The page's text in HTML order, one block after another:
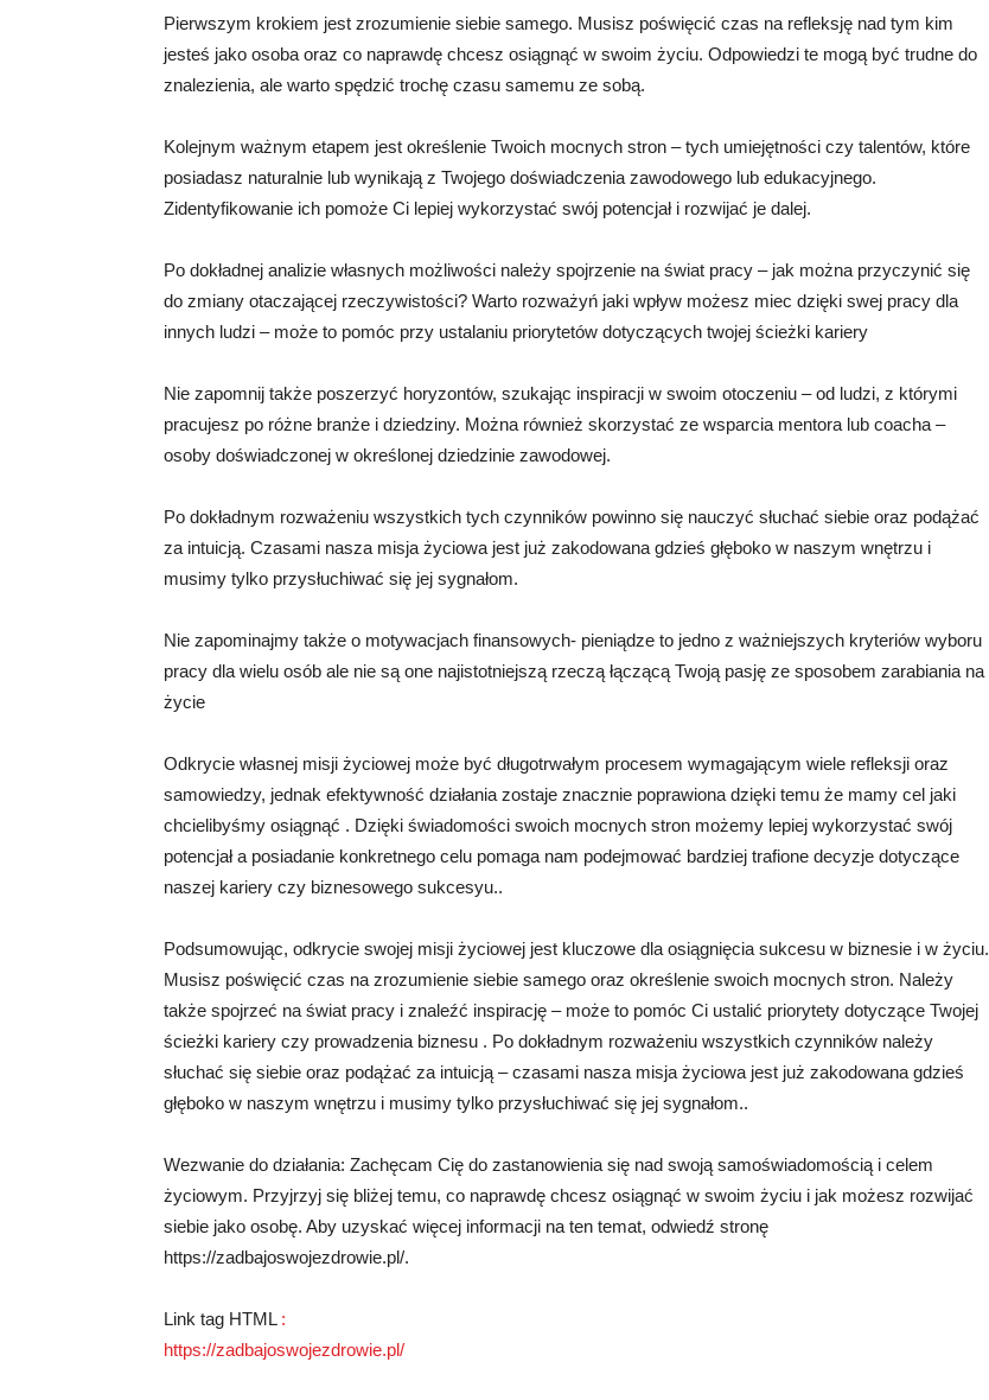
Pierwszym krokiem jest zrozumienie siebie samego. Musisz poświęcić czas na refleksję nad tym kim
jesteś jako osoba oraz co naprawdę chcesz osiągnąć w swoim życiu. Odpowiedzi te mogą być trudne do
znalezienia, ale warto spędzić trochę czasu samemu ze sobą.
Kolejnym ważnym etapem jest określenie Twoich mocnych stron – tych umiejętności czy talentów, które
posiadasz naturalnie lub wynikają z Twojego doświadczenia zawodowego lub edukacyjnego.
Zidentyfikowanie ich pomoże Ci lepiej wykorzystać swój potencjał i rozwijać je dalej.
Po dokładnej analizie własnych możliwości należy spojrzenie na świat pracy – jak można przyczynić się
do zmiany otaczającej rzeczywistości? Warto rozważyń jaki wpływ możesz miec dzięki swej pracy dla
innych ludzi – może to pomóc przy ustalaniu priorytetów dotyczących twojej ścieżki kariery
Nie zapomnij także poszerzyć horyzontów, szukając inspiracji w swoim otoczeniu – od ludzi, z którymi
pracujesz po różne branże i dziedziny. Można również skorzystać ze wsparcia mentora lub coacha –
osoby doświadczonej w określonej dziedzinie zawodowej.
Po dokładnym rozważeniu wszystkich tych czynników powinno się nauczyć słuchać siebie oraz podążać
za intuicją. Czasami nasza misja życiowa jest już zakodowana gdzieś głęboko w naszym wnętrzu i
musimy tylko przysłuchiwać się jej sygnałom.
Nie zapominajmy także o motywacjach finansowych- pieniądze to jedno z ważniejszych kryteriów wyboru
pracy dla wielu osób ale nie są one najistotniejszą rzeczą łączącą Twoją pasję ze sposobem zarabiania na
życie
Odkrycie własnej misji życiowej może być długotrwałym procesem wymagającym wiele refleksji oraz
samowiedzy, jednak efektywność działania zostaje znacznie poprawiona dzięki temu że mamy cel jaki
chcielibyśmy osiągnąć . Dzięki świadomości swoich mocnych stron możemy lepiej wykorzystać swój
potencjał a posiadanie konkretnego celu pomaga nam podejmować bardziej trafione decyzje dotyczące
naszej kariery czy biznesowego sukcesyu..
Podsumowując, odkrycie swojej misji życiowej jest kluczowe dla osiągnięcia sukcesu w biznesie i w życiu.
Musisz poświęcić czas na zrozumienie siebie samego oraz określenie swoich mocnych stron. Należy
także spojrzeć na świat pracy i znaleźć inspirację – może to pomóc Ci ustalić priorytety dotyczące Twojej
ścieżki kariery czy prowadzenia biznesu . Po dokładnym rozważeniu wszystkich czynników należy
słuchać się siebie oraz podążać za intuicją – czasami nasza misja życiowa jest już zakodowana gdzieś
głęboko w naszym wnętrzu i musimy tylko przysłuchiwać się jej sygnałom..
Wezwanie do działania: Zachęcam Cię do zastanowienia się nad swoją samoświadomością i celem
życiowym. Przyjrzyj się bliżej temu, co naprawdę chcesz osiągnąć w swoim życiu i jak możesz rozwijać
siebie jako osobę. Aby uzyskać więcej informacji na ten temat, odwiedź stronę
https://zadbajoswojezdrowie.pl/.
Link tag HTML :
https://zadbajoswojezdrowie.pl/